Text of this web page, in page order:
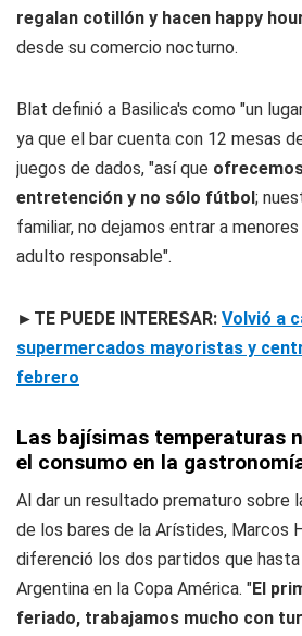
regalan cotillón y hacen happy
desde su comercio nocturno.
Blat definió a Basilica's como "un
ya que el bar cuenta con 12 mesas
juegos de dados, "así que
entretención y no sólo fútbol;
familiar, no dejamos entrar a
adulto responsable".
►TE PUEDE INTERESAR: Volvió a
supermercados mayoristas y
febrero
Las bajísimas temperaturas
el consumo en la
Al dar un resultado prematuro
de los bares de la Arístides, Marcos
diferenció los dos partidos que hasta
Argentina en la Copa América. "El
feriado, trabajamos mucho con